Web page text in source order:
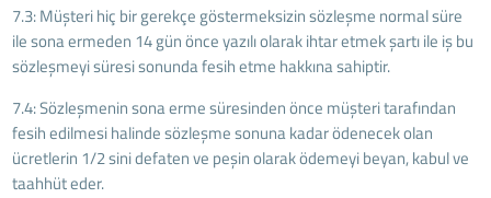
7.3: Müşteri hiç bir gerekçe göstermeksizin sözleşme normal süre
ile sona ermeden 14 gün önce yazılı olarak ihtar etmek şartı ile iş bu
sözleşmeyi süresi sonunda fesih etme hakkına sahiptir.
7.4: Sözleşmenin sona erme süresinden önce müşteri tarafından
fesih edilmesi halinde sözleşme sonuna kadar ödenecek olan
ücretlerin 1/2 sini defaten ve peşin olarak ödemeyi beyan, kabul ve
taahhüt eder.